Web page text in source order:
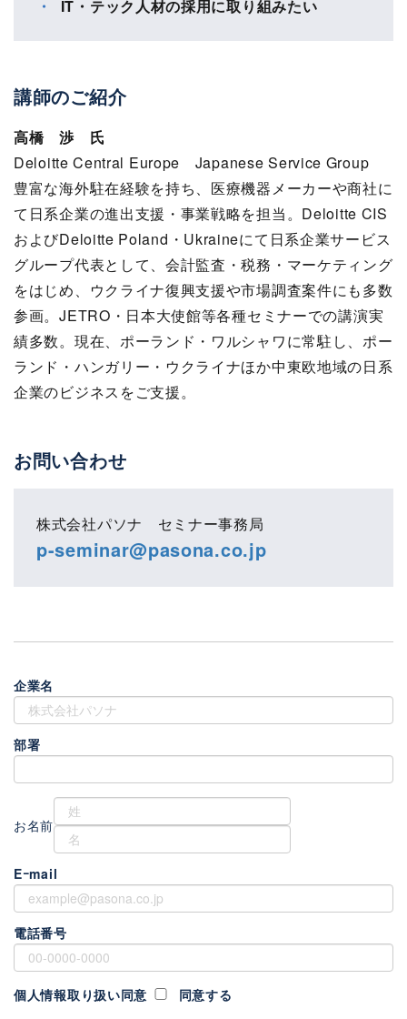
IT・テック人材の採用に取り組みたい
講師のご紹介
高橋 渉 氏
Deloitte Central Europe Japanese Service Group
豊富な海外駐在経験を持ち、医療機器メーカーや商社に
て日系企業の進出支援・事業戦略を担当。Deloitte CIS
およびDeloitte Poland・Ukraineにて日系企業サービス
グループ代表として、会計監査・税務・マーケティング
をはじめ、ウクライナ復興支援や市場調査案件にも多数
参画。JETRO・日本大使館等各種セミナーでの講演実
績多数。現在、ポーランド・ワルシャワに常駐し、ポー
ランド・ハンガリー・ウクライナほか中東欧地域の日系
企業のビジネスをご支援。
お問い合わせ
株式会社パソナ セミナー事務局
p-seminar@pasona.co.jp
企業名
部署
お名前
Eｰmail
電話番号
個人情報取り扱い同意
同意する